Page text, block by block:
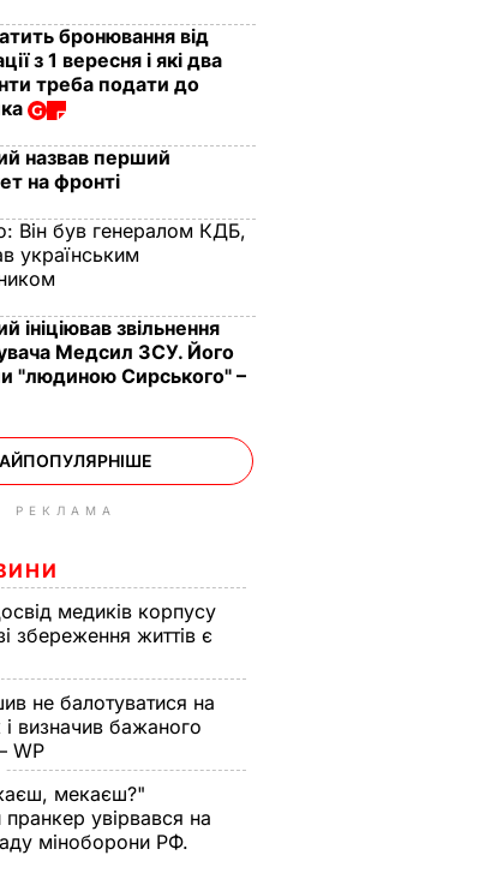
бронювання від
з 1 вересня і які два
треба подати до
назвав перший
на фронті
Він був генералом КДБ,
українським
ініціював звільнення
Медсил ЗСУ. Його
"людиною Сирського" –
РЕКЛАМА
медиків корпусу
збереження життів є
не балотуватися на
і визначив бажаного
WP
мекаєш?"
пранкер увірвався на
міноборони РФ.